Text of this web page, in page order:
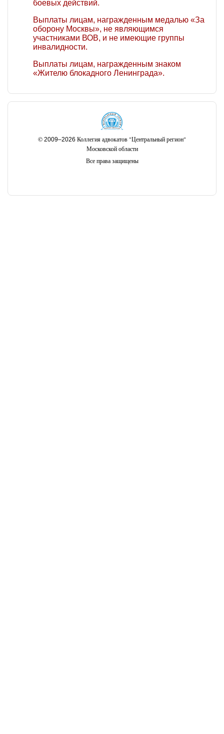
боевых действий.
Выплаты лицам, награжденным медалью «За
оборону Москвы», не являющимся
участниками ВОВ, и не имеющие группы
инвалидности.
Выплаты лицам, награжденным знаком
«Жителю блокадного Ленинграда».
© 2009–2026 Коллегия адвокатов "Центральный регион"
Московской области
Все права защищены